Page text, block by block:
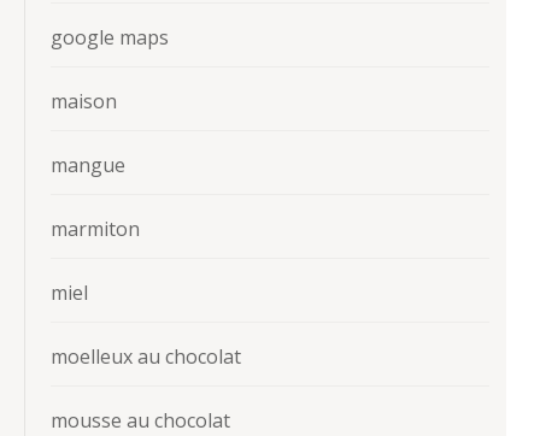
google maps
maison
mangue
marmiton
miel
moelleux au chocolat
mousse au chocolat